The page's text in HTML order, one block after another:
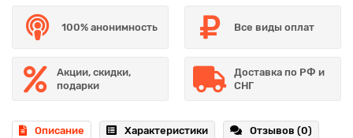
100% анонимность Все виды оплат
Акции, скидки,
подарки
Доставка по РФ и
СНГ
Описание Характеристики Отзывов (0)